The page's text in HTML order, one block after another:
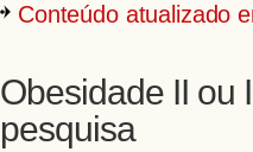
Conteúdo atualizado
Obesidade II ou
pesquisa